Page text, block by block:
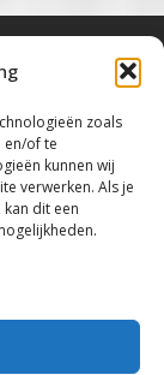
zoals
en/of te
kunnen wij
verwerken. Als je
dit een
&
– All